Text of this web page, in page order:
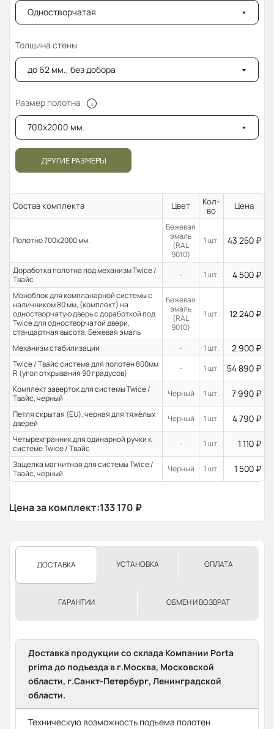
Одностворчатая
Толщина стены
до 62 мм., без добора
Размер полотна
700x2000 мм.
ДРУГИЕ РАЗМЕРЫ
Состав комплекта Цвет
Кол-
во
Цена
Полотно 700x2000 мм.
Бежевая
эмаль
(RAL
9010)
1 шт. 43 250 ₽
Доработка полотна под механизм Twice /
Твайс
- 1 шт. 4 500 ₽
Моноблок для компланарной системы с
наличником 80 мм, (комплект) на
одностворчатую дверь с доработкой под
Twice для одностворчатой двери,
стандартная высота, Бежевая эмаль
Бежевая
эмаль
(RAL
9010)
1 шт. 12 240 ₽
Механизм стабилизации - 1 шт. 2 900 ₽
Twice / Твайс система для полотен 800мм
R (угол открывания 90 градусов)
- 1 шт. 54 890 ₽
Комплект заверток для системы Twice /
Твайс, черный
Черный 1 шт. 7 990 ₽
Петля скрытая (EU), черная для тяжёлых
дверей
Черный 1 шт. 4 790 ₽
Четырехгранник для одинарной ручки к
системе Twice / Твайс
- 1 шт. 1 110 ₽
Защелка магнитная для системы Twice /
Твайс, черный
Черный 1 шт. 1 500 ₽
Цена за комплект:133 170 ₽
ДОСТАВКА УСТАНОВКА ОПЛАТА
ГАРАНТИИ ОБМЕН И ВОЗВРАТ
Доставка продукции со склада Компании Porta
prima до подъезда в г.Москва, Московской
области, г.Санкт-Петербург, Ленинградской
области.
Техническую возможность подъема полотен